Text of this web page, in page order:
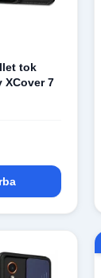
tok
XCover 7